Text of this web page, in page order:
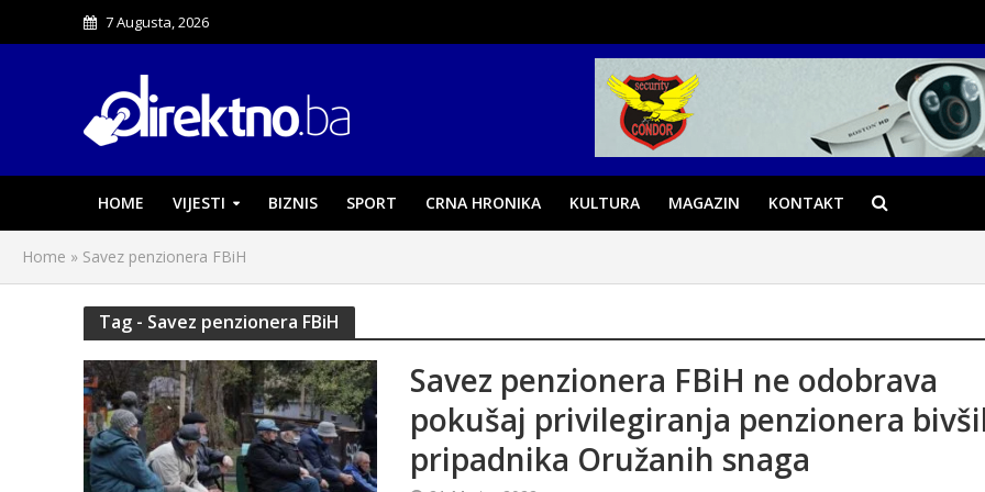
7 Augusta, 2026
HOME VIJESTI BIZNIS SPORT CRNA HRONIKA KULTURA MAGAZIN KONTAKT
Home » Savez penzionera FBiH
Tag - Savez penzionera FBiH
Savez penzionera FBiH ne odobrava
pokušaj privilegiranja penzionera
pripadnika Oružanih snaga